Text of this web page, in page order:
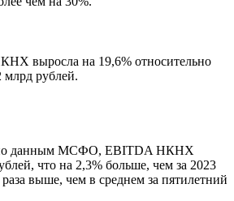
выросла на 19,6% относительно
млрд рублей.
по данным МСФО, EBITDA НКНХ
что на 2,3% больше, чем за 2023
выше, чем в среднем за пятилетний